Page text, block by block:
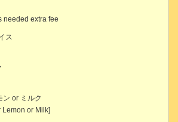
needed extra fee
ス
ン or ミルク
Lemon or Milk]